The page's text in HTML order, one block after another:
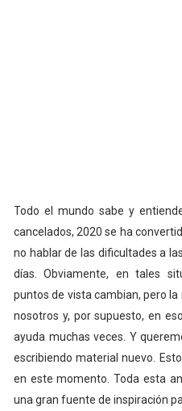
Todo el mundo sabe y
cancelados, 2020 se ha
no hablar de las dificultades a
días. Obviamente, en tales
puntos de vista cambian, pero
nosotros y, por supuesto, en
ayuda muchas veces. Y
escribiendo material nuevo.
en este momento. Toda esta
una gran fuente de inspiración